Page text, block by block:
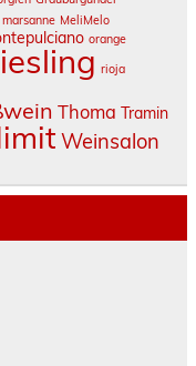
marsanne MeliMelo
orange
rioja
Thoma Tramin
Weinsalon